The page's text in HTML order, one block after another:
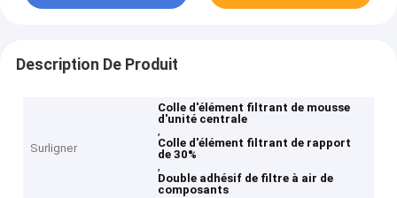
Description De Produit
Surligner
Colle d'élément filtrant de mousse
d'unité centrale
,
Colle d'élément filtrant de rapport
de 30%
,
Double adhésif de filtre à air de
composants